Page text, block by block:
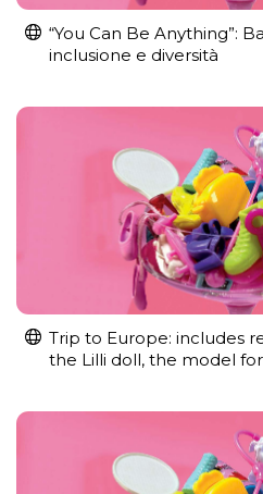
“You Can Be Anything”:
inclusione e diversità
Trip to Europe: includes
the Lilli doll, the model